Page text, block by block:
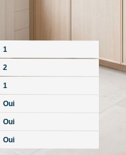
1
2
1
Oui
Oui
Oui